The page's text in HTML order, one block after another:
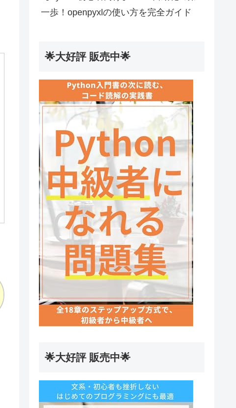
一歩！openpyxlの使い方を完全ガイド
🌟大好評 販売中🌟
🌟大好評 販売中🌟